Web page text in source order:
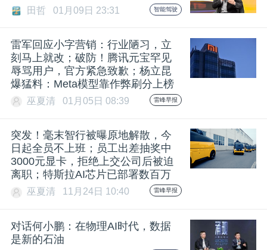
田哲 01月09日 23:31 智能驾驶
雷军回应小字营销：行业陋习，立
刻马上就改；破防！腾讯元宝罕见
辱骂用户，官方紧急致歉；杨立昆
爆猛料：Meta模型靠作弊刷分上榜
巫夏清 01月05日 08:39 雷峰早报
突发！毫末智行被曝原地解散，今
日起全员不上班；员工出差抽奖中
3000元显卡，拒绝上交公司后被迫
离职；特斯拉AI芯片已部署数百万
巫夏清 11月24日 10:40 雷峰早报
对话何小鹏：在物理AI时代，数据
是新的石油